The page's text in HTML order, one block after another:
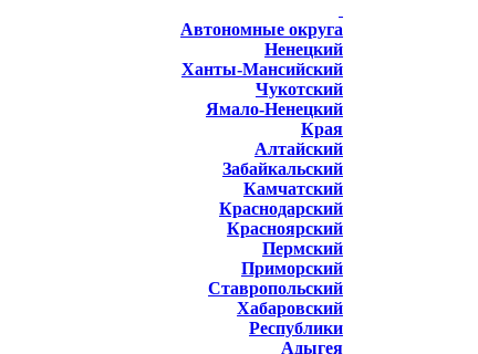
Автономные округа
Ненецкий
Ханты-Мансийский
Чукотский
Ямало-Ненецкий
Края
Алтайский
Забайкальский
Камчатский
Краснодарский
Красноярский
Пермский
Приморский
Ставропольский
Хабаровский
Республики
Адыгея